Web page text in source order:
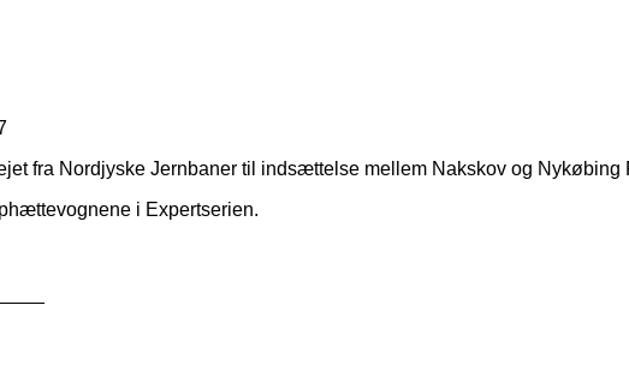
fra Nordjyske Jernbaner til indsættelse mellem Nakskov og
i Expertserien.